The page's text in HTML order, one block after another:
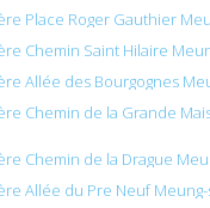
Place Roger Gauthier
Chemin Saint Hilaire
Allée des Bourgognes
Chemin de la Grande
Chemin de la Drague
Allée du Pre Neuf